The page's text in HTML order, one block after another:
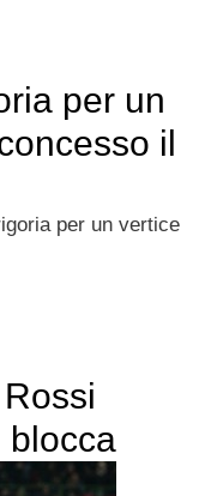
per un
il
per un vertice
blocca